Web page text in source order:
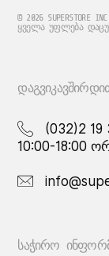
© 2026 SUPERSTORE
ᲧᲕᲔᲚᲐ ᲣᲤᲚᲔᲑᲐ
(032)2 19
10:00-18:00
ᲡᲐᲭᲘᲠᲝ